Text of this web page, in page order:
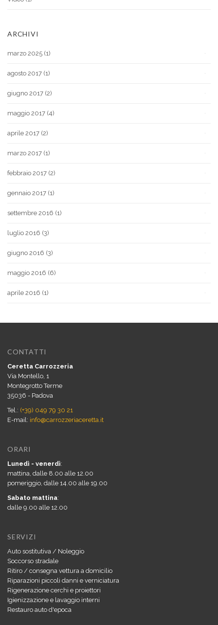
ARCHIVI
marzo 2025 (1)
agosto 2017 (1)
giugno 2017 (2)
maggio 2017 (4)
aprile 2017 (2)
marzo 2017 (1)
febbraio 2017 (2)
gennaio 2017 (1)
settembre 2016 (1)
luglio 2016 (3)
giugno 2016 (3)
maggio 2016 (6)
aprile 2016 (1)
CONTATTI
Ceretta Carrozzeria
Via Montello, 1
Montegrotto Terme
35036 - Padova
Tel.: (+39) 049 79 30 21
E-mail: info@carrozzeriaceretta.it
ORARI
Lunedì - venerdì:
mattina, dalle 8.00 alle 12.00
pomeriggio, dalle 14.00 alle 19.00
Sabato mattina:
dalle 9.00 alle 12.00
SERVIZI
Auto sostitutiva / Noleggio
Soccorso stradale
Ritiro / consegna vettura a domicilio
Riparazioni piccoli danni e verniciatura
Rigenerazione cerchi e proiettori
Igienizzazione e lavaggio interni
Restauro auto d'epoca